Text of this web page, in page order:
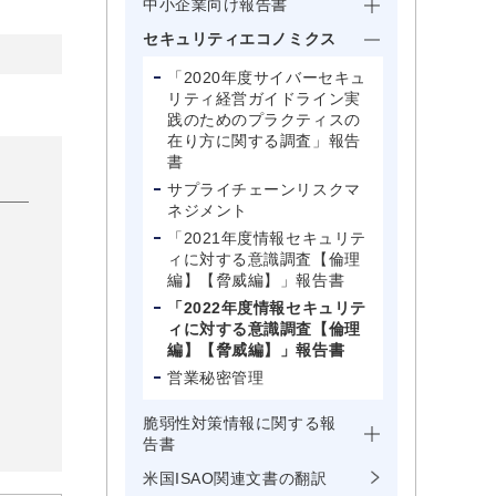
中小企業向け報告書
セキュリティエコノミクス
「2020年度サイバーセキュ
リティ経営ガイドライン実
践のためのプラクティスの
在り方に関する調査」報告
書
サプライチェーンリスクマ
ネジメント
「2021年度情報セキュリテ
ィに対する意識調査【倫理
編】【脅威編】」報告書
「2022年度情報セキュリテ
ィに対する意識調査【倫理
編】【脅威編】」報告書
営業秘密管理
脆弱性対策情報に関する報
告書
米国ISAO関連文書の翻訳